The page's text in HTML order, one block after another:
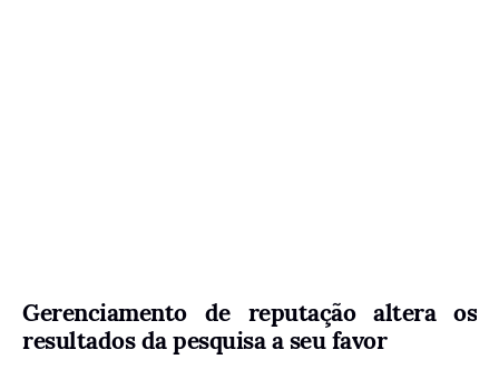
Gerenciamento de reputação altera os
resultados da pesquisa a seu favor